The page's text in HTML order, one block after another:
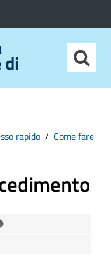
rapido
Come fare